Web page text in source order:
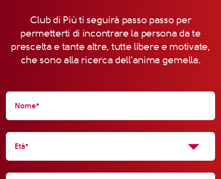
Club di Più ti seguirà passo passo per
permetterti di incontrare la persona da te
prescelta e tante altre, tutte libere e motivate,
che sono alla ricerca dell'anima gemella.